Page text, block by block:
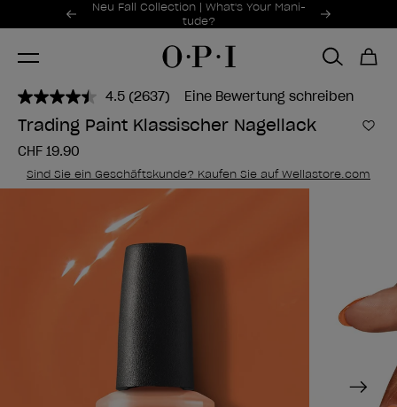
Sonderangebote
Neu Fall Collection | What's Your Mani-
tude?
Item 1 of 2
4.5 2637
Bewertungen
lesen..
gleichen
Seite.
(2637) Eine Bewertung schreiben
Trading Paint Klassischer Nagellack Zur
CHF 19.90
Sind Sie ein Geschäftskunde? Kaufen Sie auf Wellastore.com
Next